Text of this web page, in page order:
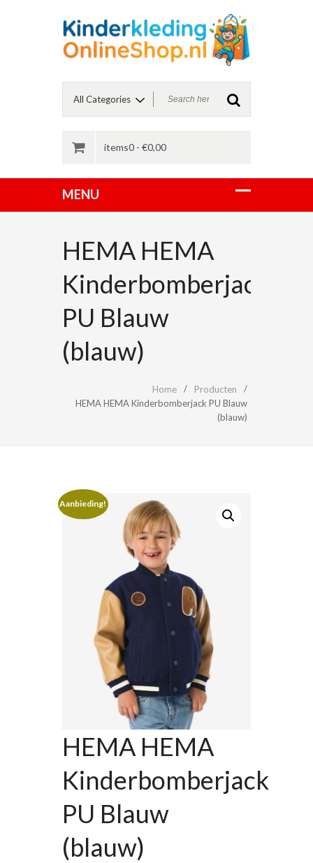
items0 - €0,00
HEMA HEMA
Kinderbomberjack
PU Blauw
(blauw)
Home
Producten
HEMA HEMA Kinderbomberjack PU Blauw
(blauw)
Aanbieding!
HEMA HEMA
Kinderbomberjack
PU Blauw
(blauw)